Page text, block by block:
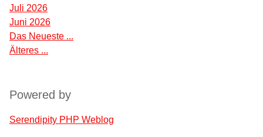
Juli 2026
Juni 2026
Das Neueste ...
Älteres ...
Powered by
Serendipity PHP Weblog